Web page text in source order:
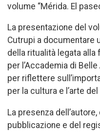
volume “Mérida. El
La presentazione del
Cutrupi a documentare
della ritualità legata
per l’Accademia di
per riflettere
per la cultura e l’arte
La presenza
pubblicazione e del